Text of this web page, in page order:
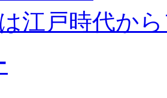
江戸時代か